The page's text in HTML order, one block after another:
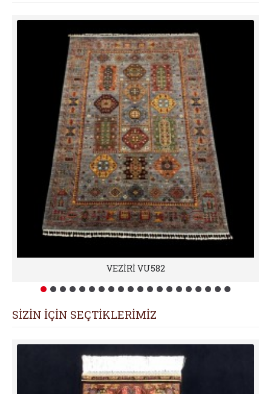
VEZİRİ VU582
SİZİN İÇİN SEÇTİKLERİMİZ